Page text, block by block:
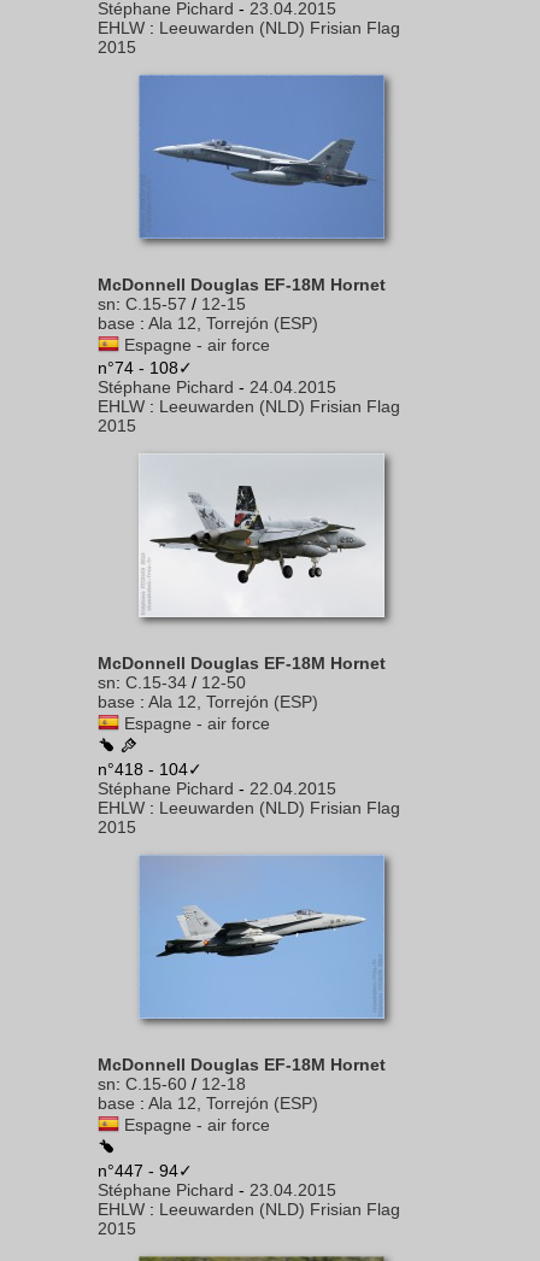
Stéphane Pichard - 23.04.2015
EHLW : Leeuwarden (NLD) Frisian Flag
2015
McDonnell Douglas EF-18M Hornet
sn: C.15-57 / 12-15
base : Ala 12, Torrejón (ESP)
Espagne - air force
n°74 - 108✓
Stéphane Pichard - 24.04.2015
EHLW : Leeuwarden (NLD) Frisian Flag
2015
McDonnell Douglas EF-18M Hornet
sn: C.15-34 / 12-50
base : Ala 12, Torrejón (ESP)
Espagne - air force
n°418 - 104✓
Stéphane Pichard - 22.04.2015
EHLW : Leeuwarden (NLD) Frisian Flag
2015
McDonnell Douglas EF-18M Hornet
sn: C.15-60 / 12-18
base : Ala 12, Torrejón (ESP)
Espagne - air force
n°447 - 94✓
Stéphane Pichard - 23.04.2015
EHLW : Leeuwarden (NLD) Frisian Flag
2015